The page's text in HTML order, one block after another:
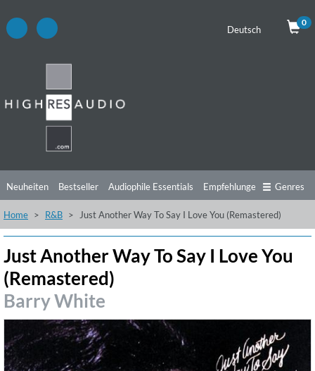
Deutsch
0
Neuheiten Bestseller Audiophile Essentials Empfehlungen
Hörtipps Top Alben Angebote Preorder Vorschau Free Sampler
Genres
Home R&B Just Another Way To Say I Love You (Remastered)
Just Another Way To Say I Love You
(Remastered)
Barry White